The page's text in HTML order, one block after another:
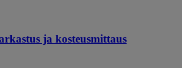
ja kosteusmittaus